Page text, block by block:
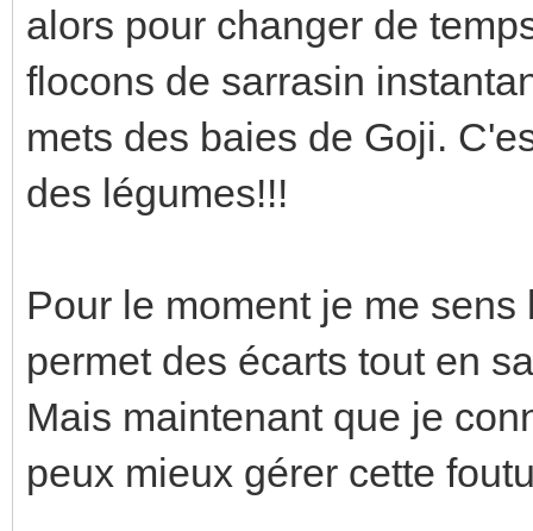
alors pour changer de
flocons de sarrasin
mets des baies de Goji.
des légumes!!!
Pour le moment je me
permet des écarts tout en
Mais maintenant que je
peux mieux gérer cette